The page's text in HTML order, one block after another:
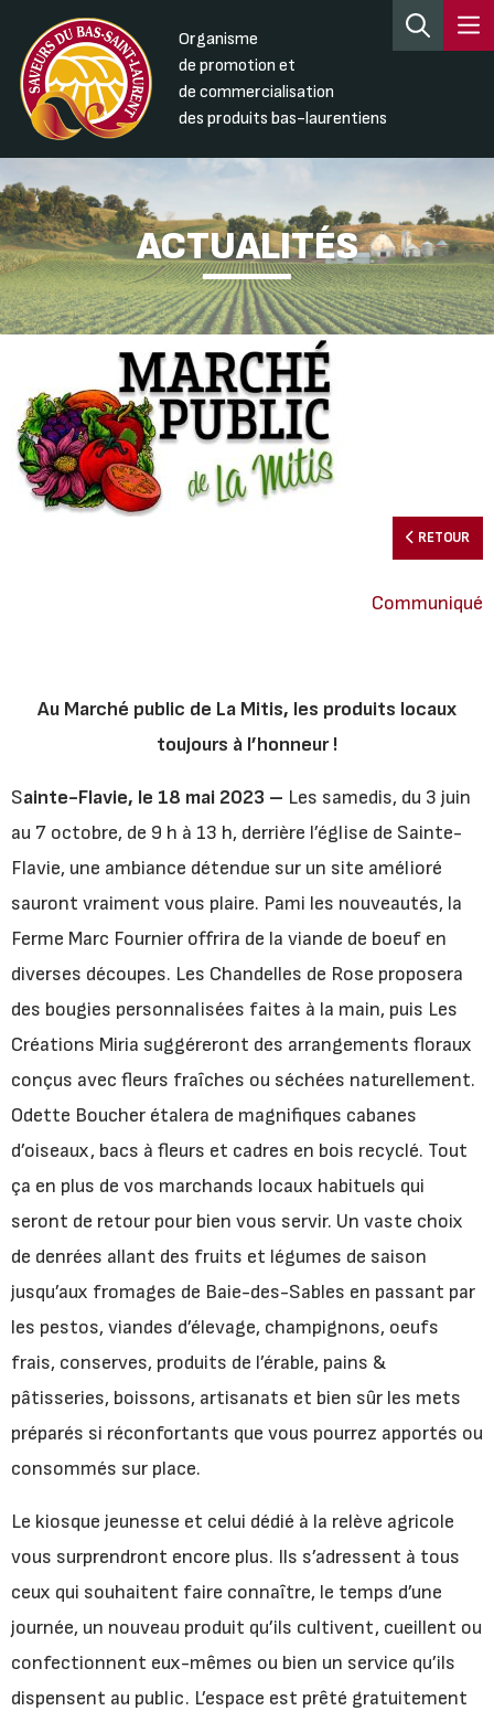
Organisme
de promotion et
de commercialisation
des produits bas-laurentiens
ACTUALITÉS
RETOUR
Communiqué
Au Marché public de La Mitis, les produits locaux
toujours à l’honneur !
Sainte-Flavie, le 18 mai 2023 – Les samedis, du 3 juin
au 7 octobre, de 9 h à 13 h, derrière l’église de Sainte-
Flavie, une ambiance détendue sur un site amélioré
sauront vraiment vous plaire. Pami les nouveautés, la
Ferme Marc Fournier offrira de la viande de boeuf en
diverses découpes. Les Chandelles de Rose proposera
des bougies personnalisées faites à la main, puis Les
Créations Miria suggéreront des arrangements floraux
conçus avec fleurs fraîches ou séchées naturellement.
Odette Boucher étalera de magnifiques cabanes
d’oiseaux, bacs à fleurs et cadres en bois recyclé. Tout
ça en plus de vos marchands locaux habituels qui
seront de retour pour bien vous servir. Un vaste choix
de denrées allant des fruits et légumes de saison
jusqu’aux fromages de Baie-des-Sables en passant par
les pestos, viandes d’élevage, champignons, oeufs
frais, conserves, produits de l’érable, pains &
pâtisseries, boissons, artisanats et bien sûr les mets
préparés si réconfortants que vous pourrez apportés ou
consommés sur place.
Le kiosque jeunesse et celui dédié à la relève agricole
vous surprendront encore plus. Ils s’adressent à tous
ceux qui souhaitent faire connaître, le temps d’une
journée, un nouveau produit qu’ils cultivent, cueillent ou
confectionnent eux-mêmes ou bien un service qu’ils
dispensent au public. L’espace est prêté gratuitement